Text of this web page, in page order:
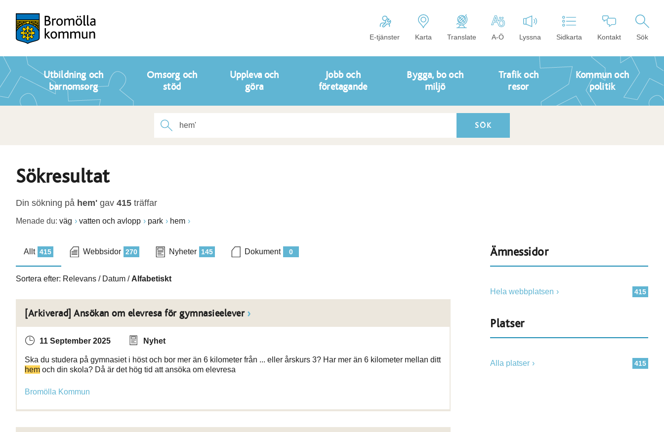
E-tjänster Karta Translate A-Ö Lyssna Sidkarta Kontakt Sök
Utbildning och
barnomsorg
Omsorg och
stöd
Uppleva och
göra
Jobb och
företagande
Bygga, bo och
miljö
Trafik och
resor
Kommun och
politik
Sökresultat
Din sökning på hem' gav 415 träffar
Menade du: väg vatten och avlopp park hem
415
Allt 270
Webbsidor 145
Nyheter 0
Dokument
Sortera efter: Relevans / Datum / Alfabetiskt
[Arkiverad] Ansökan om elevresa för gymnasieelever
11 September 2025 Nyhet
Ska du studera på gymnasiet i höst och bor mer än 6 kilometer från ... eller årskurs 3? Har mer än 6 kilometer mellan ditt
hem och din skola? Då är det hög tid att ansöka om elevresa
Bromölla Kommun
Ämnessidor
415
Hela webbplatsen
Platser
415
Alla platser